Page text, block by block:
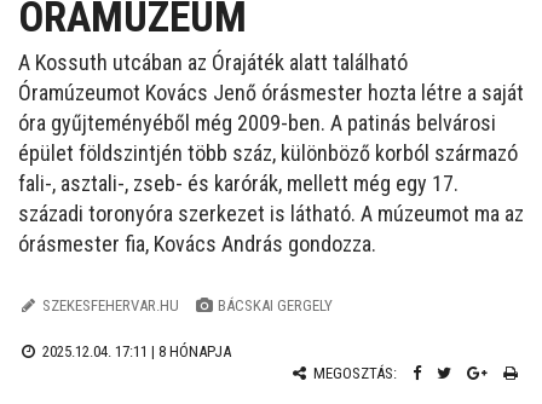
ÓRAMÚZEUM
A Kossuth utcában az Órajáték alatt található
Óramúzeumot Kovács Jenő órásmester hozta létre a saját
óra gyűjteményéből még 2009-ben. A patinás belvárosi
épület földszintjén több száz, különböző korból származó
fali-, asztali-, zseb- és karórák, mellett még egy 17.
századi toronyóra szerkezet is látható. A múzeumot ma az
órásmester fia, Kovács András gondozza.
SZEKESFEHERVAR.HU BÁCSKAI GERGELY
2025.12.04. 17:11 | 8 HÓNAPJA
MEGOSZTÁS: